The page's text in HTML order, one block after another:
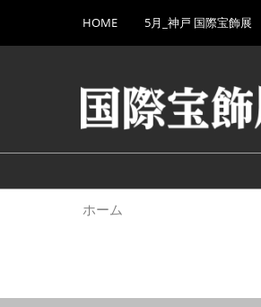
キ
し
て
to
HOME 5月_神戸 国際宝飾展
ホーム